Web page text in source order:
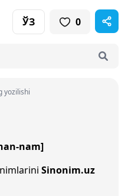
ЎЗ 0
yozilishi
nam]
Sinonim.uz